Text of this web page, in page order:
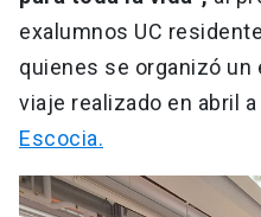
exalumnos UC
quienes se organizó un
viaje realizado en abril a
Escocia.